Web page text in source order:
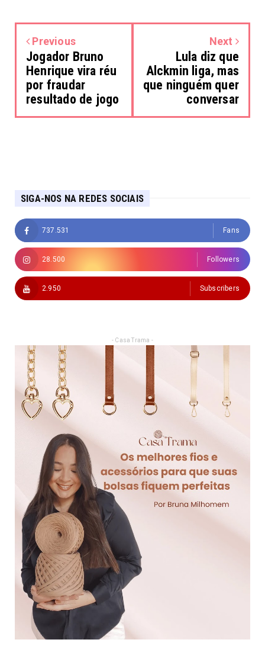
Previous
Jogador Bruno
Henrique vira réu
por fraudar
resultado de jogo
Next
Lula diz que
Alckmin liga, mas
que ninguém quer
conversar
SIGA-NOS NA REDES SOCIAIS
737.531 Fans
28.500 Followers
2.950 Subscribers
- Casa Trama -